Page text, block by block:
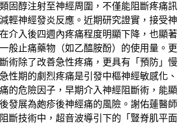
固醇注射至神經周圍，不僅能阻斷疼痛訊
輕神經發炎反應。近期研究證實，接受神
介入後四週內疼痛程度明顯下降，也顯著
般止痛藥物（如乙醯胺酚）的使用量。更
術除了改善急性疼痛，更具有「預防」慢
性期的劇烈疼痛是引發中樞神經敏感化、
的危險因子，早期介入神經阻斷術，能顯
發展為皰疹後神經痛的風險。謝佑蓮醫師
斷技術中，超音波導引下的「豎脊肌平面